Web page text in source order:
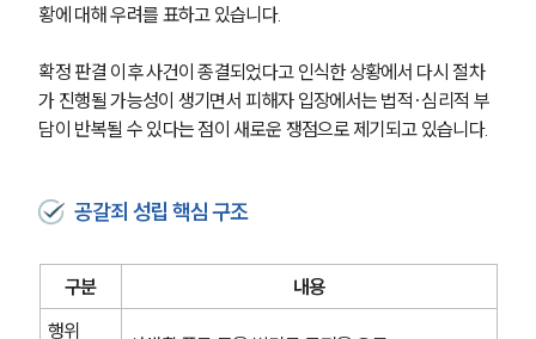
황에 대해 우려를 표하고 있습니다.
확정 판결 이후 사건이 종결되었다고 인식한 상황에서 다시 절차
가 진행될 가능성이 생기면서 피해자 입장에서는 법적·심리적 부
담이 반복될 수 있다는 점이 새로운 쟁점으로 제기되고 있습니다.
공갈죄 성립 핵심 구조
구분
내용
행위